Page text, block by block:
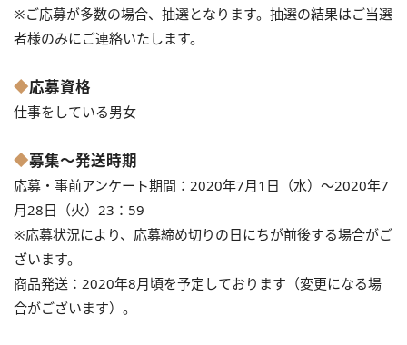
※ご応募が多数の場合、抽選となります。抽選の結果はご当選
者様のみにご連絡いたします。
◆応募資格
仕事をしている男女
◆募集～発送時期
応募・事前アンケート期間：2020年7月1日（水）～2020年7
月28日（火）23：59
※応募状況により、応募締め切りの日にちが前後する場合がご
ざいます。
商品発送：2020年8月頃を予定しております（変更になる場
合がございます）。